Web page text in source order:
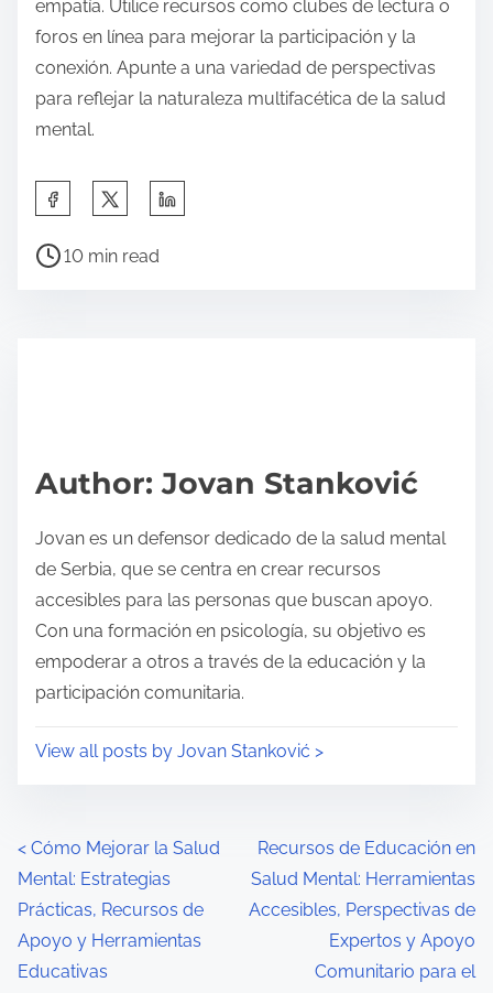
empatía. Utilice recursos como clubes de lectura o
foros en línea para mejorar la participación y la
conexión. Apunte a una variedad de perspectivas
para reflejar la naturaleza multifacética de la salud
mental.
a
p
s
t
o
n
:
P
t
m
10 min read
Author: Jovan Stanković
Jovan es un defensor dedicado de la salud mental
de Serbia, que se centra en crear recursos
accesibles para las personas que buscan apoyo.
Con una formación en psicología, su objetivo es
empoderar a otros a través de la educación y la
participación comunitaria.
View all posts by Jovan Stanković >
P
o
s
t
< Cómo Mejorar la Salud
Mental: Estrategias
Prácticas, Recursos de
Apoyo y Herramientas
Educativas
Recursos de Educación en
Salud Mental: Herramientas
Accesibles, Perspectivas de
Expertos y Apoyo
Comunitario para el